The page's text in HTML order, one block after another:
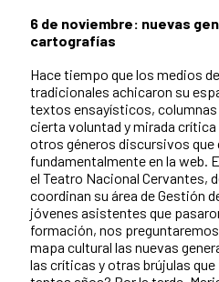
6 de noviembre: nuevas
cartografías
Hace tiempo que los medios
tradicionales achicaron su
textos ensayísticos, columnas
cierta voluntad y mirada
otros géneros discursivos que
fundamentalmente en la web.
el Teatro Nacional Cervantes,
coordinan su área de Gestión
jóvenes asistentes que
formación, nos
mapa cultural las nuevas
las críticas y otras brújulas